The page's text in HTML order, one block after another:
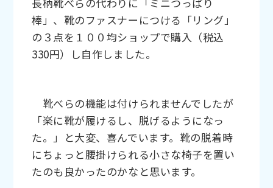
棒」、靴のファスナーにつける「リング」
の３点を１００均ショップで購入（税込
330円）し自作しました。
靴べらの機能は付けられませんでしたが
「楽に靴が履けるし、脱げるようになっ
た。」と大変、喜んでいます。靴の脱着時
にちょっと腰掛けられる小さな椅子を置い
たのも良かったのかなと思います。